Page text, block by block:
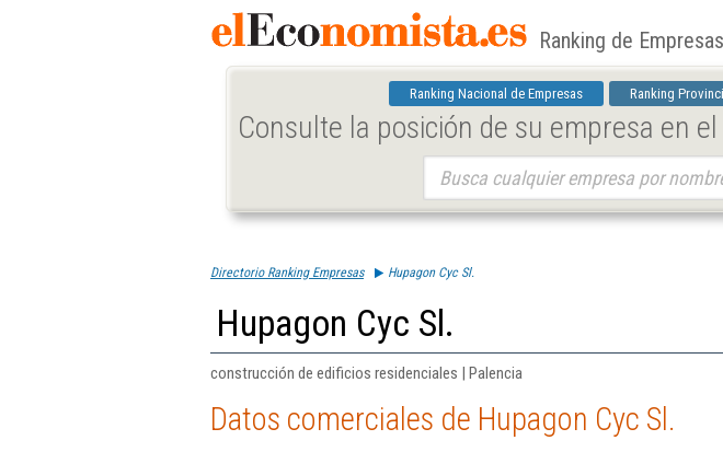
Ranking de Empresas
Ranking Nacional de Empresas Ranking
Consulte la posición de su empresa en
Directorio Ranking Empresas Hupagon Cyc Sl.
Hupagon Cyc Sl.
construcción de edificios residenciales | Palencia
Datos comerciales de Hupagon Cyc Sl.